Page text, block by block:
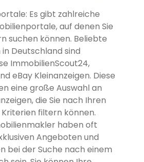
Es gibt zahlreiche
auf denen Sie
suchen können. Beliebte
Deutschland sind
ImmobilienScout24,
eBay Kleinanzeigen. Diese
eine große Auswahl an
die Sie nach Ihren
filtern können.
haben oft
Angeboten und
bei der Suche nach einem